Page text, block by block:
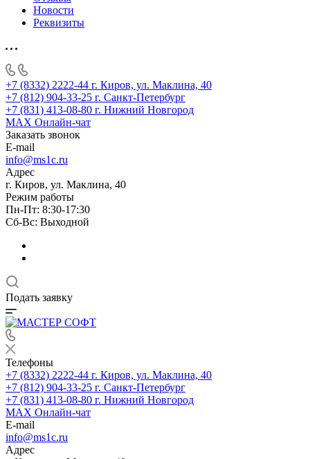
Новости
Реквизиты
+7 (8332) 2222-44 г. Киров, ул. Маклина, 40
+7 (812) 904-33-25 г. Санкт-Петербург
+7 (831) 413-08-80 г. Нижний Новгород
MAX Онлайн-чат
Заказать звонок
E-mail
info@ms1c.ru
Адрес
г. Киров, ул. Маклина, 40
Режим работы
Пн-Пт: 8:30-17:30
Cб-Вс: Выходной
Подать заявку
Телефоны
+7 (8332) 2222-44 г. Киров, ул. Маклина, 40
+7 (812) 904-33-25 г. Санкт-Петербург
+7 (831) 413-08-80 г. Нижний Новгород
MAX Онлайн-чат
E-mail
info@ms1c.ru
Адрес